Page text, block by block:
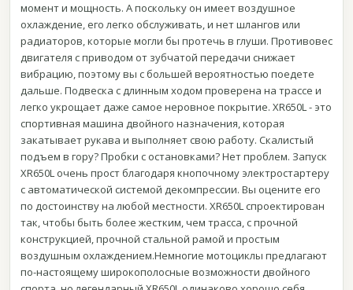
момент и мощность. А поскольку он имеет воздушное
охлаждение, его легко обслуживать, и нет шлангов или
радиаторов, которые могли бы протечь в глуши. Противовес
двигателя с приводом от зубчатой ​​передачи снижает
вибрацию, поэтому вы с большей вероятностью поедете
дальше. Подвеска с длинным ходом проверена на трассе и
легко укрощает даже самое неровное покрытие. XR650L - это
спортивная машина двойного назначения, которая
закатывает рукава и выполняет свою работу. Скалистый
подъем в гору? Пробки с остановками? Нет проблем. Запуск
XR650L очень прост благодаря кнопочному электростартеру
с автоматической системой декомпрессии. Вы оцените его
по достоинству на любой местности. XR650L спроектирован
так, чтобы быть более жестким, чем трасса, с прочной
конструкцией, прочной стальной рамой и простым
воздушным охлаждением.Немногие мотоциклы предлагают
по-настоящему широкополосные возможности двойного